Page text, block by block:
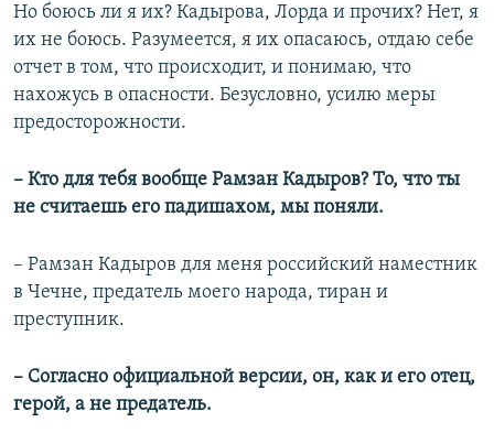
Но боюсь ли я их? Кадырова, Лорда и прочих? Нет, я
их не боюсь. Разумеется, я их опасаюсь, отдаю себе
отчет в том, что происходит, и понимаю, что
нахожусь в опасности. Безусловно, усилю меры
предосторожности.
– Кто для тебя вообще Рамзан Кадыров? То, что ты
не считаешь его падишахом, мы поняли.
– Рамзан Кадыров для меня российский наместник
в Чечне, предатель моего народа, тиран и
преступник.
– Согласно официальной версии, он, как и его отец,
герой, а не предатель.